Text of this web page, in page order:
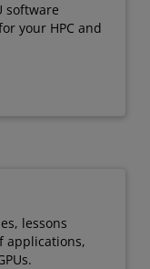
software
your HPC and
lessons
applications,